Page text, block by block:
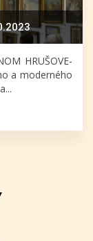
HRUŠOVE-
a moderného